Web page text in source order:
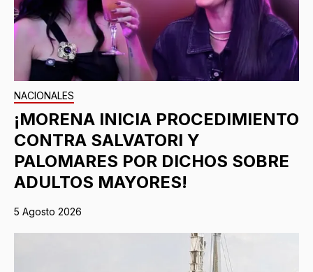
NACIONALES
¡MORENA INICIA PROCEDIMIENTO
CONTRA SALVATORI Y
PALOMARES POR DICHOS SOBRE
ADULTOS MAYORES!
5 Agosto 2026